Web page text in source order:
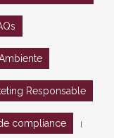
Responsable
compliance